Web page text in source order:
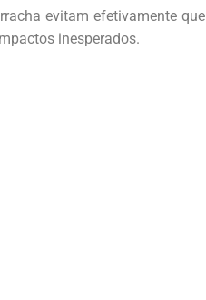
evitam efetivamente que
inesperados.